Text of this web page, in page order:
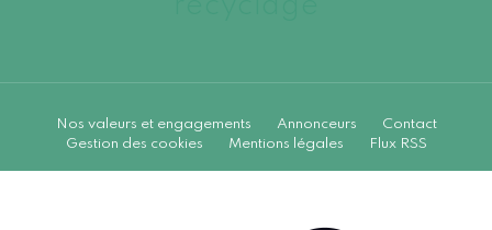
Nos valeurs et engagements Annonceurs
Contact
Gestion des cookies
Mentions légales Flux RSS